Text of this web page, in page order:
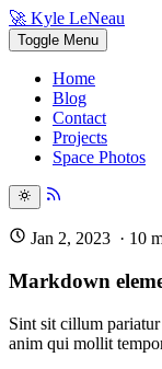
🚀 Kyle LeNeau
Toggle Menu
Home
Blog
Contact
Projects
Space Photos
Jan 2, 2023 · 10
Markdown
Sint sit cillum
anim qui mollit